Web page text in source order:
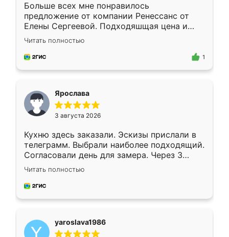
Больше всех мне понравилось
предложение от компании Ренессанс от
Елены Сергеевой. Подходяшщая цена и
короткие сроки изготовления. Приехавший
для замера сотрудник Владислав
предложил по моему эскизу самый
Читать полностью
1
Ярослава
3 августа 2026
Кухню здесь заказали. Эскизы прислали в
телеграмм. Выбрали наиболее подходящий.
Согласовали день для замера. Через 3
недели кухня была уже готова. Остались
довольны работой. Спасибо Ренессанс
мебель за качественную работу!
Читать полностью
yaroslava1986